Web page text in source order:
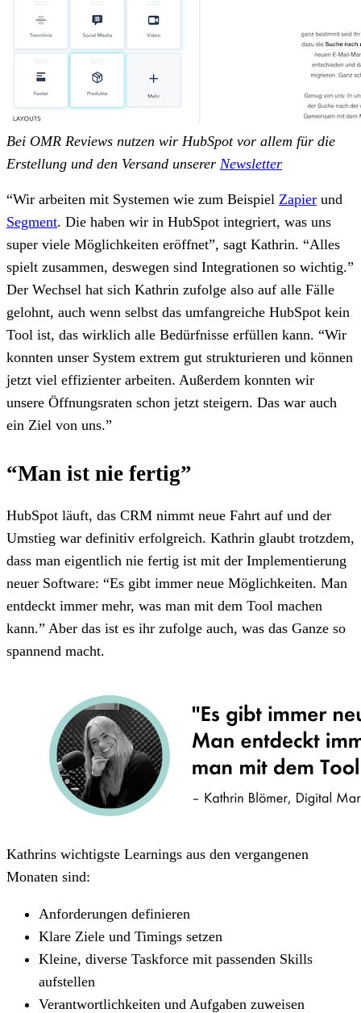
Bei OMR Reviews nutzen wir HubSpot vor allem für die
Erstellung und den Versand unserer Newsletter
“Wir arbeiten mit Systemen wie zum Beispiel Zapier und
Segment. Die haben wir in HubSpot integriert, was uns
super viele Möglichkeiten eröffnet”, sagt Kathrin. “Alles
spielt zusammen, deswegen sind Integrationen so wichtig.”
Der Wechsel hat sich Kathrin zufolge also auf alle Fälle
gelohnt, auch wenn selbst das umfangreiche HubSpot kein
Tool ist, das wirklich alle Bedürfnisse erfüllen kann. “Wir
konnten unser System extrem gut strukturieren und können
jetzt viel effizienter arbeiten. Außerdem konnten wir
unsere Öffnungsraten schon jetzt steigern. Das war auch
ein Ziel von uns.”
“Man ist nie fertig”
HubSpot läuft, das CRM nimmt neue Fahrt auf und der
Umstieg war definitiv erfolgreich. Kathrin glaubt trotzdem,
dass man eigentlich nie fertig ist mit der Implementierung
neuer Software: “Es gibt immer neue Möglichkeiten. Man
entdeckt immer mehr, was man mit dem Tool machen
kann.” Aber das ist es ihr zufolge auch, was das Ganze so
spannend macht.
Kathrins wichtigste Learnings aus den vergangenen
Monaten sind:
Anforderungen definieren
Klare Ziele und Timings setzen
Kleine, diverse Taskforce mit passenden Skills
aufstellen
Verantwortlichkeiten und Aufgaben zuweisen